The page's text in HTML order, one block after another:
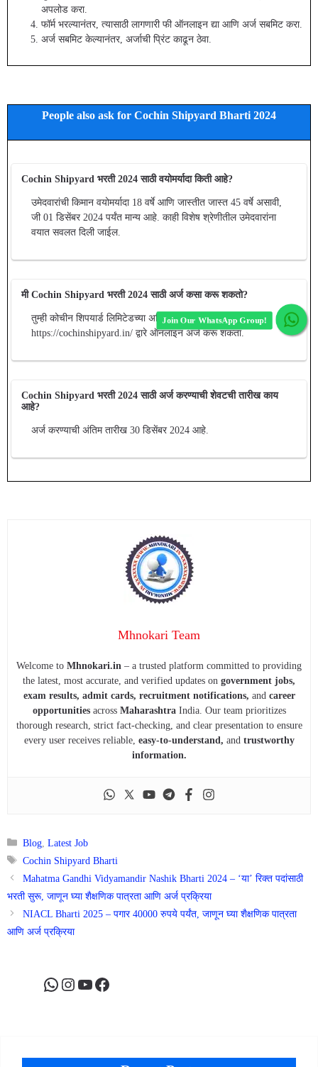
अपलोड करा.
फॉर्म भरल्यानंतर, त्यासाठी लागणारी फी ऑनलाइन द्या आणि अर्ज सबमिट करा.
अर्ज सबमिट केल्यानंतर, अर्जाची प्रिंट काढून ठेवा.
People also ask for Cochin Shipyard Bharti 2024
Cochin Shipyard भरती 2024 साठी वयोमर्यादा किती आहे?
उमेदवारांची किमान वयोमर्यादा 18 वर्षे आणि जास्तीत जास्त 45 वर्षे असावी,
जी 01 डिसेंबर 2024 पर्यंत मान्य आहे. काही विशेष श्रेणीतील उमेदवारांना
वयात सवलत दिली जाईल.
मी Cochin Shipyard भरती 2024 साठी अर्ज कसा करू शकतो?
तुम्ही कोचीन शिपयार्ड लिमिटेडच्या अधिकृत वेबसाइट
https://cochinshipyard.in/ द्वारे ऑनलाइन अर्ज करू शकता.
Cochin Shipyard भरती 2024 साठी अर्ज करण्याची शेवटची तारीख काय
आहे?
अर्ज करण्याची अंतिम तारीख 30 डिसेंबर 2024 आहे.
Mhnokari Team
Welcome to Mhnokari.in – a trusted platform committed to providing
the latest, most accurate, and verified updates on government jobs,
exam results, admit cards, recruitment notifications, and career
opportunitiesacross MaharashtraIndia. Our team prioritizes
thorough research, strict fact-checking, and clear presentation to ensure
every user receives reliable, easy-to-understand, and trustworthy
information.
Categories
Blog ,Latest Job
Tags
Cochin Shipyard Bharti
Mahatma Gandhi Vidyamandir Nashik Bharti 2024 – ‘या’ रिक्त पदांसाठी
भरती सुरू, जाणून घ्या शैक्षणिक पात्रता आणि अर्ज प्रक्रिया
NIACL Bharti 2025 – पगार 40000 रुपये पर्यंत, जाणून घ्या शैक्षणिक पात्रता
आणि अर्ज प्रक्रिया
WhatsApp
Instagram
YouTube
Facebook
Join Our WhatsApp Group!